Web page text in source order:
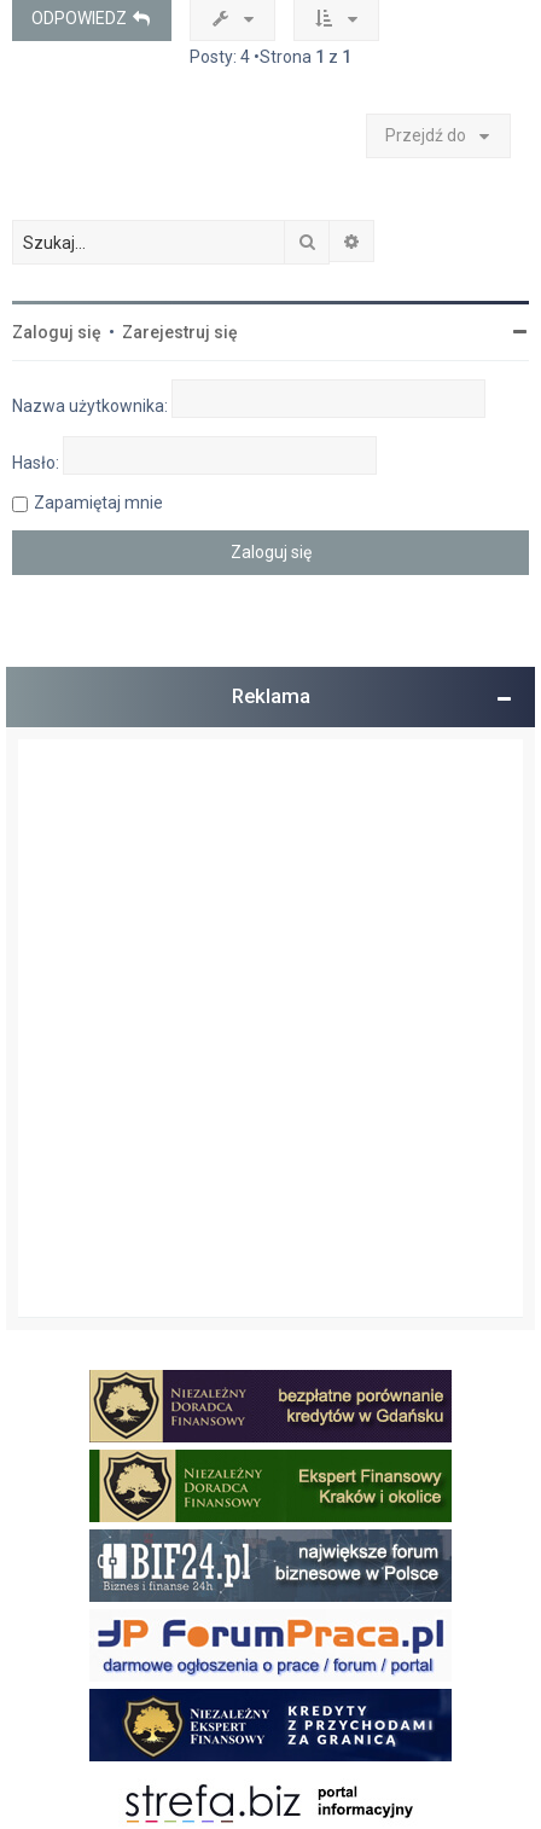
ODPOWIEDZ
Posty: 4 •Strona 1 z 1
Przejdź do
Szukaj
Zaloguj się • Zarejestruj się
Nazwa użytkownika:
Hasło:
Zapamiętaj mnie
Reklama